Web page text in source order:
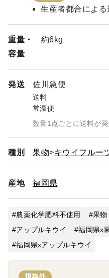
生産者都合による
重量・
容量
約6kg
発送 佐川急便
送料
常温便
数量1点ごとに送料が発
種別 果物 キウイフルー
産地 福岡県
農薬化学肥料不使用 果物
アップルキウイ
福岡県x
福岡県xアップルキウイ
規格外